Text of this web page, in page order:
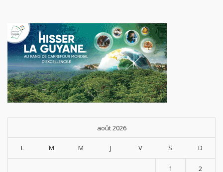
août 2026
L M M J V S D
1 2